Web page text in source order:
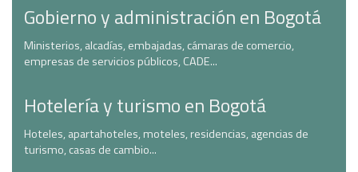
Gobierno y administración en Bogotá
Ministerios, alcadías, embajadas, cámaras de comercio,
empresas de servicios públicos, CADE...
Hotelería y turismo en Bogotá
Hoteles, apartahoteles, moteles, residencias, agencias de
turismo, casas de cambio...